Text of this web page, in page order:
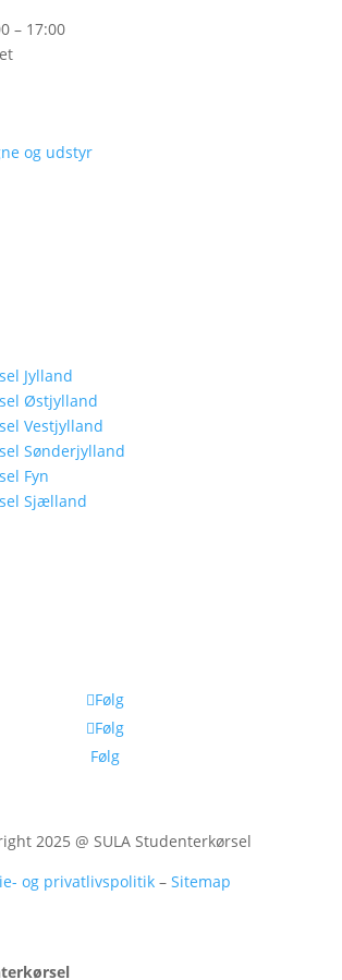
– 17:00
og udstyr
Jylland
Østjylland
Vestjylland
Sønderjylland
Fyn
Sjælland
Følg
Følg
Følg
2025 @ SULA Studenterkørsel
og privatlivspolitik –Sitemap